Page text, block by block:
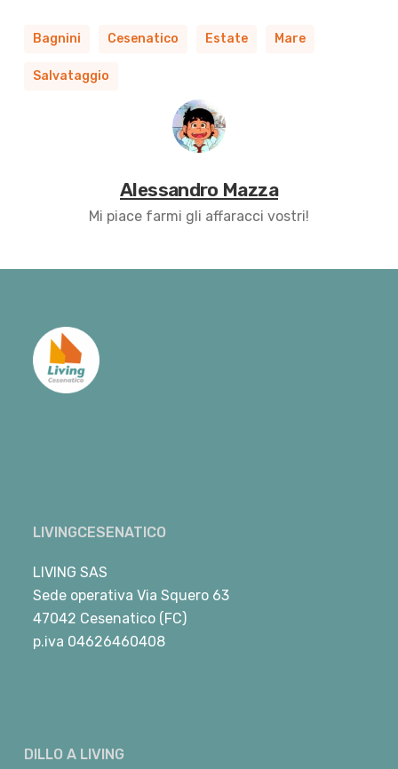
Bagnini Cesenatico Estate Mare
Salvataggio
Alessandro Mazza
Mi piace farmi gli affaracci vostri!
LIVINGCESENATICO
LIVING SAS
Sede operativa Via Squero 63
47042 Cesenatico (FC)
p.iva 04626460408
DILLO A LIVING